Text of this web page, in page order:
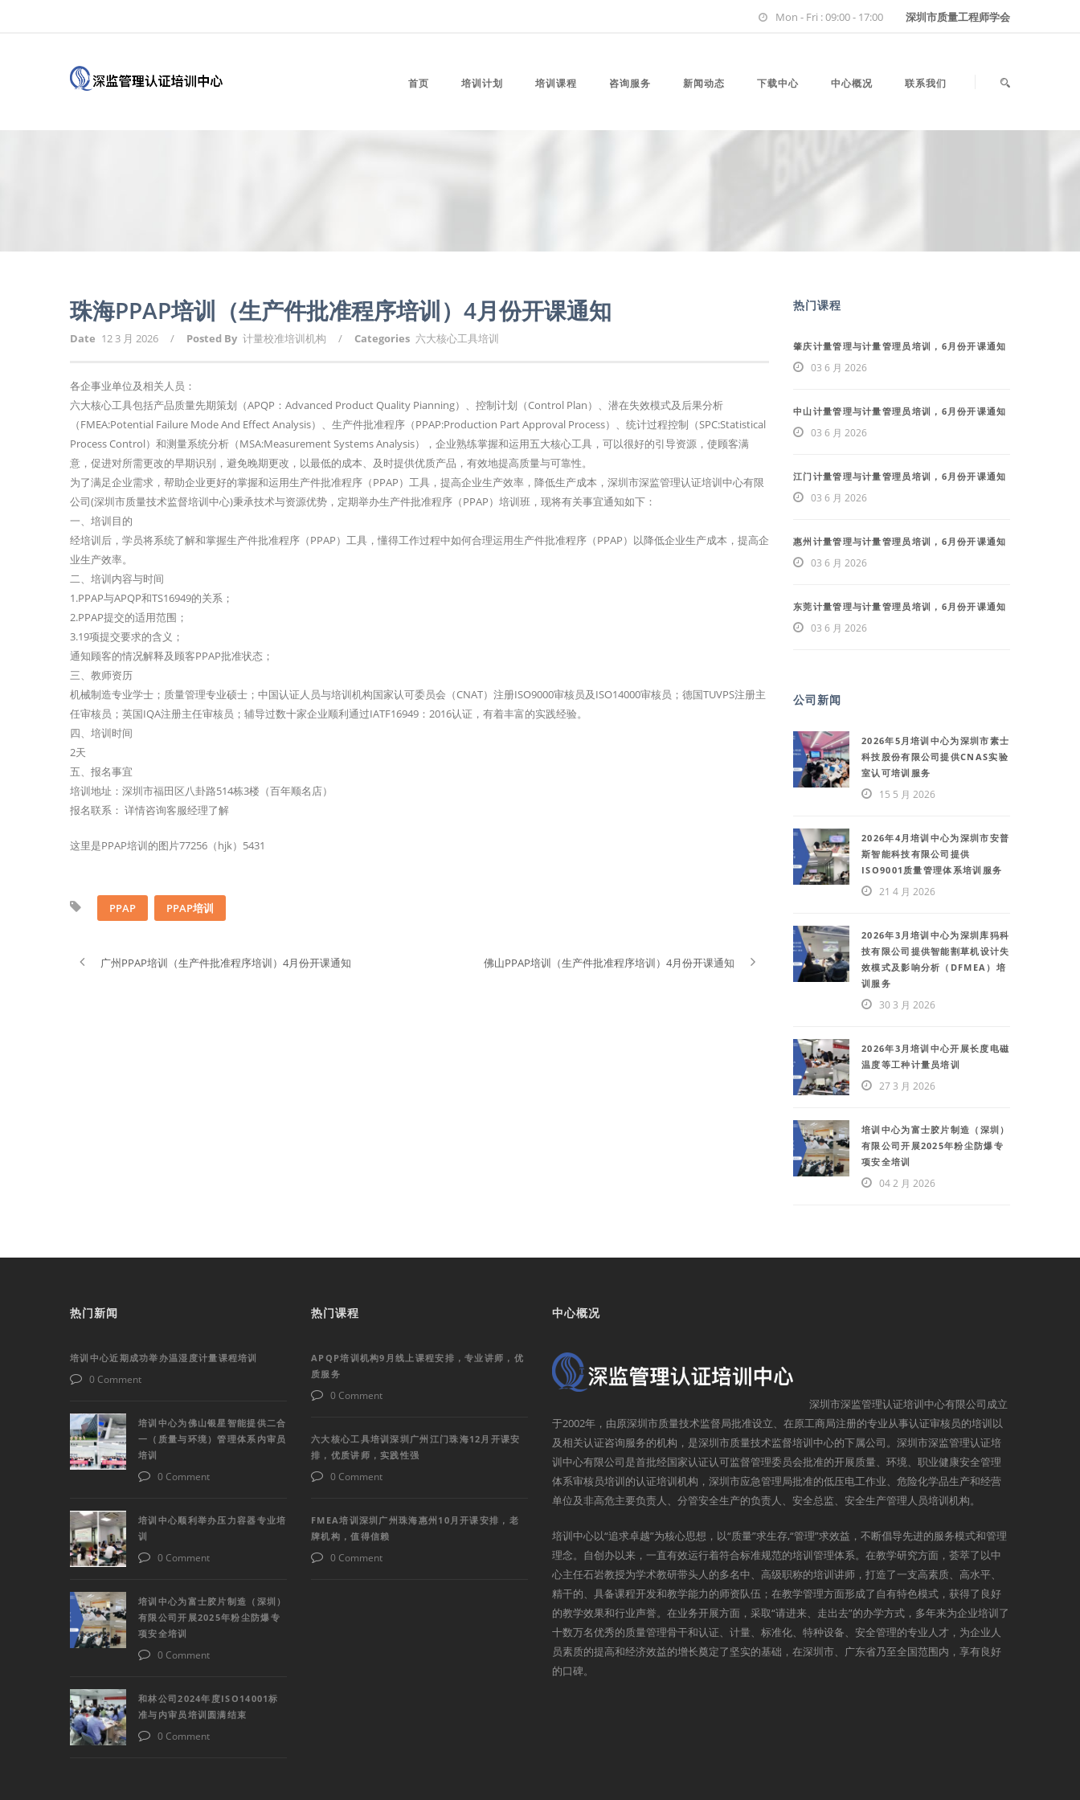
Mon - Fri : 09:00 - 17:00 深圳市质量工程师学会
首页 培训计划 培训课程 咨询服务 新闻动态 下载中心 中心概况 联系我们
珠海PPAP培训（生产件批准程序培训）4月份开课通知
Date 12 3 月 2026 / Posted By 计量校准培训机构 / Categories 六大核心工具培训
各企事业单位及相关人员：
六大核心工具包括产品质量先期策划（APQP：Advanced Product Quality Pianning）、控制计划（Control Plan）、潜在失效模式及后果分析
（FMEA:Potential Failure Mode And Effect Analysis）、生产件批准程序（PPAP:Production Part Approval Process）、统计过程控制（SPC:Statistical
Process Control）和测量系统分析（MSA:Measurement Systems Analysis），企业熟练掌握和运用五大核心工具，可以很好的引导资源，使顾客满
意，促进对所需更改的早期识别，避免晚期更改，以最低的成本、及时提供优质产品，有效地提高质量与可靠性。
为了满足企业需求，帮助企业更好的掌握和运用生产件批准程序（PPAP）工具，提高企业生产效率，降低生产成本，深圳市深监管理认证培训中心有限
公司(深圳市质量技术监督培训中心)秉承技术与资源优势，定期举办生产件批准程序（PPAP）培训班，现将有关事宜通知如下：
一、培训目的
经培训后，学员将系统了解和掌握生产件批准程序（PPAP）工具，懂得工作过程中如何合理运用生产件批准程序（PPAP）以降低企业生产成本，提高企
业生产效率。
二、培训内容与时间
1.PPAP与APQP和TS16949的关系；
2.PPAP提交的适用范围；
3.19项提交要求的含义；
通知顾客的情况解释及顾客PPAP批准状态；
三、教师资历
机械制造专业学士；质量管理专业硕士；中国认证人员与培训机构国家认可委员会（CNAT）注册ISO9000审核员及ISO14000审核员；德国TUVPS注册主
任审核员；英国IQA注册主任审核员；辅导过数十家企业顺利通过IATF16949：2016认证，有着丰富的实践经验。
四、培训时间
2天
五、报名事宜
培训地址：深圳市福田区八卦路514栋3楼（百年顺名店）
报名联系： 详情咨询客服经理了解
这里是PPAP培训的图片77256（hjk）5431
PPAP PPAP培训
广州PPAP培训（生产件批准程序培训）4月份开课通知 佛山PPAP培训（生产件批准程序培训）4月份开课通知
热门课程
肇庆计量管理与计量管理员培训，6月份开课通知
03 6 月 2026
中山计量管理与计量管理员培训，6月份开课通知
03 6 月 2026
江门计量管理与计量管理员培训，6月份开课通知
03 6 月 2026
惠州计量管理与计量管理员培训，6月份开课通知
03 6 月 2026
东莞计量管理与计量管理员培训，6月份开课通知
03 6 月 2026
公司新闻
2026年5月培训中心为深圳市素士
科技股份有限公司提供CNAS实验
室认可培训服务
15 5 月 2026
2026年4月培训中心为深圳市安普
斯智能科技有限公司提供
ISO9001质量管理体系培训服务
21 4 月 2026
2026年3月培训中心为深圳库犸科
技有限公司提供智能割草机设计失
效模式及影响分析（DFMEA）培
训服务
30 3 月 2026
2026年3月培训中心开展长度电磁
温度等工种计量员培训
27 3 月 2026
培训中心为富士胶片制造（深圳）
有限公司开展2025年粉尘防爆专
项安全培训
04 2 月 2026
热门新闻
培训中心近期成功举办温湿度计量课程培训
0 Comment
培训中心为佛山银星智能提供二合
一（质量与环境）管理体系内审员
培训
0 Comment
培训中心顺利举办压力容器专业培
训
0 Comment
培训中心为富士胶片制造（深圳）
有限公司开展2025年粉尘防爆专
项安全培训
0 Comment
和林公司2024年度ISO14001标
准与内审员培训圆满结束
0 Comment
热门课程
APQP培训机构9月线上课程安排，专业讲师，优
质服务
0 Comment
六大核心工具培训深圳广州江门珠海12月开课安
排，优质讲师，实践性强
0 Comment
FMEA培训深圳广州珠海惠州10月开课安排，老
牌机构，值得信赖
0 Comment
中心概况
深圳市深监管理认证培训中心有限公司成立
于2002年，由原深圳市质量技术监督局批准设立、在原工商局注册的专业从事认证审核员的培训以
及相关认证咨询服务的机构，是深圳市质量技术监督培训中心的下属公司。深圳市深监管理认证培
训中心有限公司是首批经国家认证认可监督管理委员会批准的开展质量、环境、职业健康安全管理
体系审核员培训的认证培训机构，深圳市应急管理局批准的低压电工作业、危险化学品生产和经营
单位及非高危主要负责人、分管安全生产的负责人、安全总监、安全生产管理人员培训机构。
培训中心以“追求卓越”为核心思想，以“质量”求生存,“管理”求效益，不断倡导先进的服务模式和管理
理念。自创办以来，一直有效运行着符合标准规范的培训管理体系。在教学研究方面，荟萃了以中
心主任石岩教授为学术教研带头人的多名中、高级职称的培训讲师，打造了一支高素质、高水平、
精干的、具备课程开发和教学能力的师资队伍；在教学管理方面形成了自有特色模式，获得了良好
的教学效果和行业声誉。在业务开展方面，采取“请进来、走出去”的办学方式，多年来为企业培训了
十数万名优秀的质量管理骨干和认证、计量、标准化、特种设备、安全管理的专业人才，为企业人
员素质的提高和经济效益的增长奠定了坚实的基础，在深圳市、广东省乃至全国范围内，享有良好
的口碑。